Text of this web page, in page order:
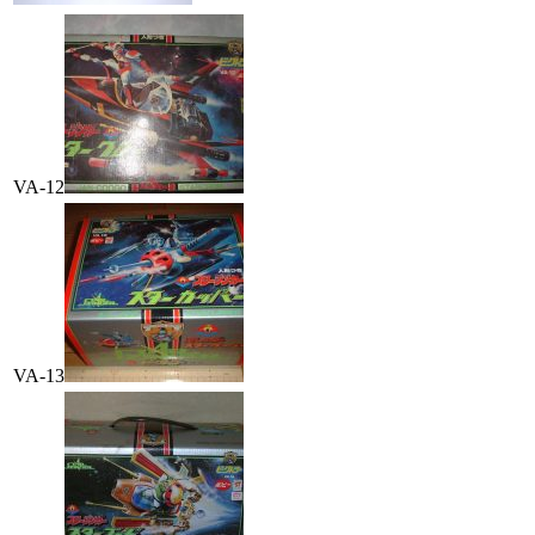
VA-12
VA-13